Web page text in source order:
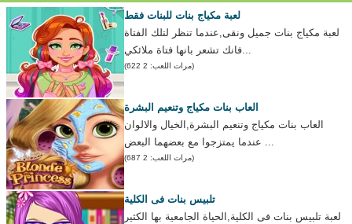
لعبة مكياج بنات للبنات فقط
لعبة مكياج بنات جميل ونقى,عندما تنظر لتلك الفتاة
فانك تشعر بانها فتاة ملائكي...
(مرات اللعب: 2 622)
العاب بنات مكياج وتنعيم البشرة
العاب بنات مكياج وتنعيم البشرة,الخيال والالوان
عندما يمتزجوا مع بعضهما البعض ...
(مرات اللعب: 2 687)
تلبيس بنات فى الكلية
لعبة تلبيس بنات فى الكلية,الحياة الجامعية بها الكثير